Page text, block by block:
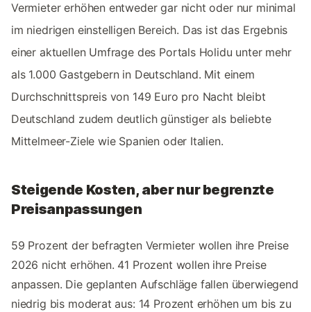
Vermieter erhöhen entweder gar nicht oder nur minimal
im niedrigen einstelligen Bereich. Das ist das Ergebnis
einer aktuellen Umfrage des Portals Holidu unter mehr
als 1.000 Gastgebern in Deutschland. Mit einem
Durchschnittspreis von 149 Euro pro Nacht bleibt
Deutschland zudem deutlich günstiger als beliebte
Mittelmeer-Ziele wie Spanien oder Italien.
Steigende Kosten, aber nur begrenzte
Preisanpassungen
59 Prozent der befragten Vermieter wollen ihre Preise
2026 nicht erhöhen. 41 Prozent wollen ihre Preise
anpassen. Die geplanten Aufschläge fallen überwiegend
niedrig bis moderat aus: 14 Prozent erhöhen um bis zu